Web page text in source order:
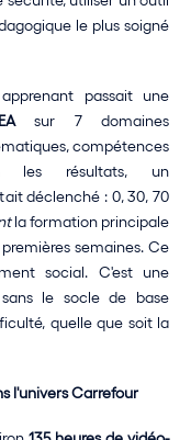
le plus soigné
sur 7 domaines
compétences
les résultats, un
déclenché : 0, 30, 70
la formation principale
semaines. Ce
social. C'est une
le socle de base
quelle que soit la
l'univers Carrefour